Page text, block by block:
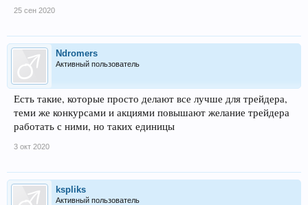
25 сен 2020
Ndromers
Активный пользователь
Есть такие, которые просто делают все лучше для трейдера,
теми же конкурсами и акциями повышают желание трейдера
работать с ними, но таких единицы
3 окт 2020
kspliks
Активный пользователь